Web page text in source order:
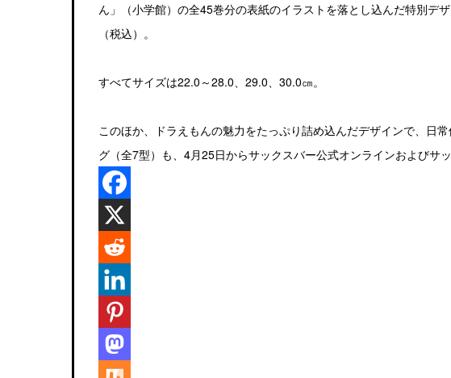
ん」（小学館）の全45巻分の表紙のイラストを落とし込んだ特別デ
（税込）。
すべてサイズは22.0～28.0、29.0、30.0㎝。
このほか、ドラえもんの魅力をたっぷり詰め込んだデザインで、日
グ（全7型）も、4月25日からサックスバー公式オンラインおよびサ